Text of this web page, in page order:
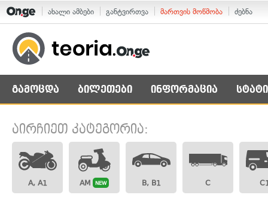
ახალი ამბები განტვირთვა მართვის მოწმობა ძებნა
გამოცდა ბილეთები ინფორმაცია
აირჩიეთ კატეგორია:
A, A1 AM NEW B, B1 C